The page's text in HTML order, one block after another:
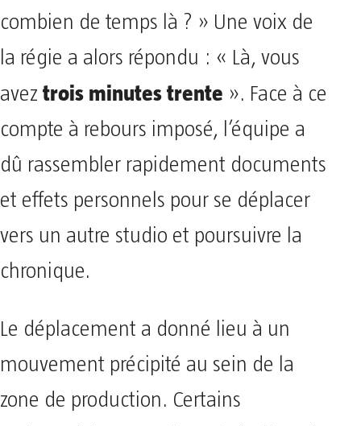
combien de temps là ? » Une voix de
la régie a alors répondu : « Là, vous
avez trois minutes trente ». Face à ce
compte à rebours imposé, l’équipe a
dû rassembler rapidement documents
et effets personnels pour se déplacer
vers un autre studio et poursuivre la
chronique.
Le déplacement a donné lieu à un
mouvement précipité au sein de la
zone de production. Certains